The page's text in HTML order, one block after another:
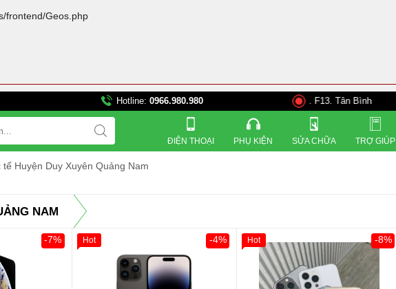
frontend/Geos.php
Hotline: 0966.980.980
TpHCM - 512 Quang Trung. P10. Gò Vấp - 528A Trường Chinh. F13. Tân Bình
ĐIỆN THOẠI PHỤ KIỆN SỬA CHỮA TRỢ GIÚP
tế Huyện Duy Xuyên Quảng Nam
NAM
Khách Hàng
-7% -4%
Hot
Giảm 100.000đ
Khách Hàng
Thân Thiết
Tặng
-8%
Hot